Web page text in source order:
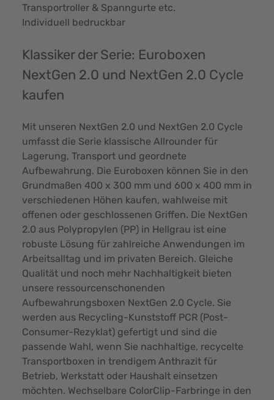
Transportroller & Spanngurte etc.
Individuell bedruckbar
Klassiker der Serie: Euroboxen
NextGen 2.0 und NextGen 2.0 Cycle
kaufen
Mit unseren NextGen 2.0 und NextGen 2.0 Cycle
umfasst die Serie klassische Allrounder für
Lagerung, Transport und geordnete
Aufbewahrung. Die Euroboxen können Sie in den
Grundmaßen 400 x 300 mm und 600 x 400 mm in
verschiedenen Höhen kaufen, wahlweise mit
offenen oder geschlossenen Griffen. Die NextGen
2.0 aus Polypropylen (PP) in Hellgrau ist eine
robuste Lösung für zahlreiche Anwendungen im
Arbeitsalltag und im privaten Bereich. Gleiche
Qualität und noch mehr Nachhaltigkeit bieten
unsere ressourcenschonenden
Aufbewahrungsboxen NextGen 2.0 Cycle. Sie
werden aus Recycling-Kunststoff PCR (Post-
Consumer-Rezyklat) gefertigt und sind die
passende Wahl, wenn Sie nachhaltige, recycelte
Transportboxen in trendigem Anthrazit für
Betrieb, Werkstatt oder Haushalt einsetzen
möchten. Wechselbare ColorClip-Farbringe in den